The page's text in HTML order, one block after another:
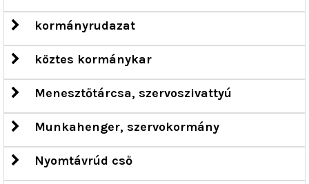
kormányrudazat
köztes kormánykar
Menesztőtárcsa, szervoszivattyú
Munkahenger, szervokormány
Nyomtávrúd cső